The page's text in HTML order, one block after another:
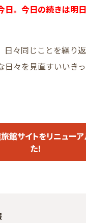
日。今日の続きは明
々同じことを繰り返
日々を見直すいいき
旅館サイトをリニュー
た！